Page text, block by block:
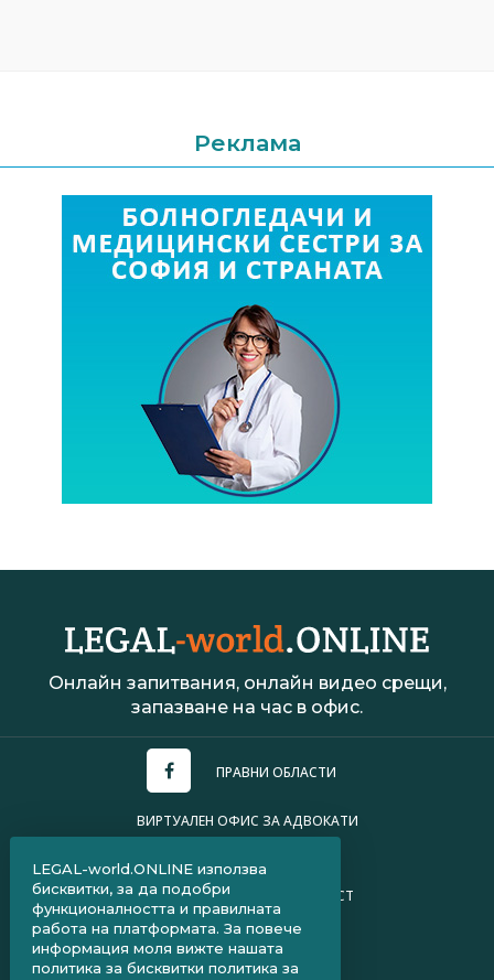
Реклама
Онлайн запитвания, онлайн видео срещи,
запазване на час в офис.
ПРАВНИ ОБЛАСТИ
ВИРТУАЛЕН ОФИС ЗА АДВОКАТИ
ПОЛИТИКА ЗА ПОВЕРИТЕЛНОСТ
ЧЗВ ЗА КЛИЕНТИ
ЧЗВ ЗА АДВОКАТИ
LEGAL-world.ONLINE използва
бисквитки, за да подобри
функционалността и правилната
работа на платформата. За повече
информация моля вижте нашата
политика за бисквитки политика за